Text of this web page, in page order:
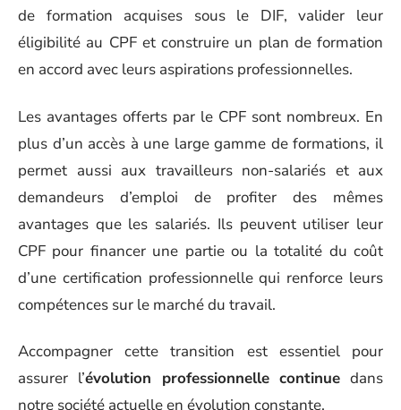
de formation acquises sous le DIF, valider leur
éligibilité au CPF et construire un plan de formation
en accord avec leurs aspirations professionnelles.
Les avantages offerts par le CPF sont nombreux. En
plus d’un accès à une large gamme de formations, il
permet aussi aux travailleurs non-salariés et aux
demandeurs d’emploi de profiter des mêmes
avantages que les salariés. Ils peuvent utiliser leur
CPF pour financer une partie ou la totalité du coût
d’une certification professionnelle qui renforce leurs
compétences sur le marché du travail.
Accompagner cette transition est essentiel pour
assurer l’évolution professionnelle continue dans
notre société actuelle en évolution constante.